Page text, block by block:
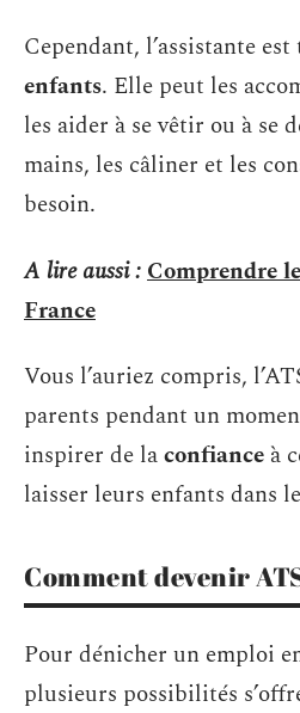
Cependant, l’assistante
enfants. Elle peut les
les aider à se vêtir ou à se
mains, les câliner et les
besoin.
A lire aussi :Comprendre
France
Vous l’auriez compris,
parents pendant un
inspirer de laconfiance à
laisser leurs enfants dans
Comment devenir
Pour dénicher un emploi
plusieurs possibilités